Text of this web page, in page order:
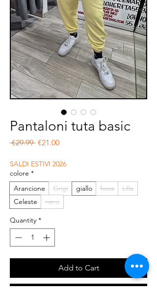
Pantaloni tuta basic
€29.99 Regular Price
€21.00Sale Price
SALDI ESTIVI 2026
colore *
Arancione
Grigi giallo fuxia
Lilla
Celeste
nero
Quantity *
Add to Cart